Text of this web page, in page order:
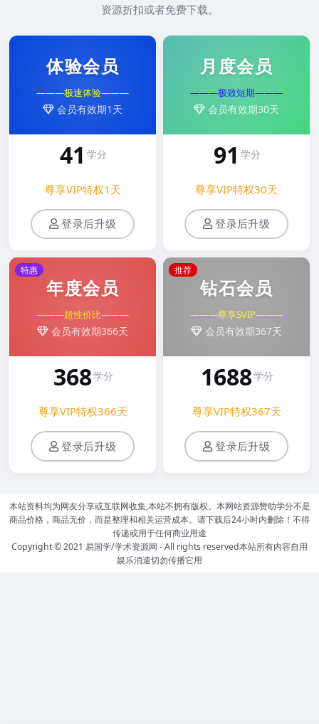
资源折扣或者免费下载。
体验会员
———极速体验———
会员有效期1天
41 学分
尊享VIP特权1天
登录后升级
月度会员
———极致短期———
会员有效期30天
91 学分
尊享VIP特权30天
登录后升级
特惠
年度会员
———超性价比———
会员有效期366天
368学分
尊享VIP特权366天
登录后升级
推荐
钻石会员
———尊享SVIP———
会员有效期367天
1688学分
尊享VIP特权367天
登录后升级
本站资料均为网友分享或互联网收集,本站不拥有版权。本网站资源赞助学分不是
商品价格，商品无价，而是整理和相关运营成本。请下载后24小时内删除！不得
传递或用于任何商业用途
Copyright © 2021 易国学/学术资源网 - All rights reserved本站所有内容自用
娱乐消遣切勿传播它用